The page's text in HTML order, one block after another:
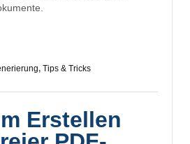
, Tips & Tricks
Erstellen